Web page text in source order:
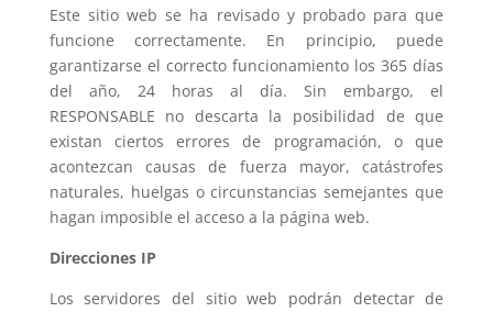
Este sitio web se ha revisado y probado para que
funcione correctamente. En principio, puede
garantizarse el correcto funcionamiento los 365 días
del año, 24 horas al día. Sin embargo, el
RESPONSABLE no descarta la posibilidad de que
existan ciertos errores de programación, o que
acontezcan causas de fuerza mayor, catástrofes
naturales, huelgas o circunstancias semejantes que
hagan imposible el acceso a la página web.
Direcciones IP
Los servidores del sitio web podrán detectar de